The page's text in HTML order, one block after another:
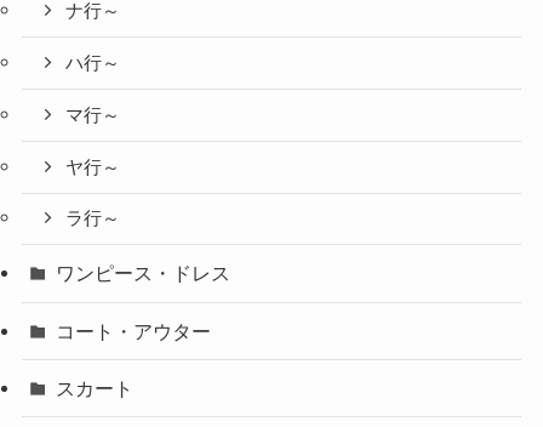
ナ行～
ハ行～
マ行～
ヤ行～
ラ行～
ワンピース・ドレス
コート・アウター
スカート